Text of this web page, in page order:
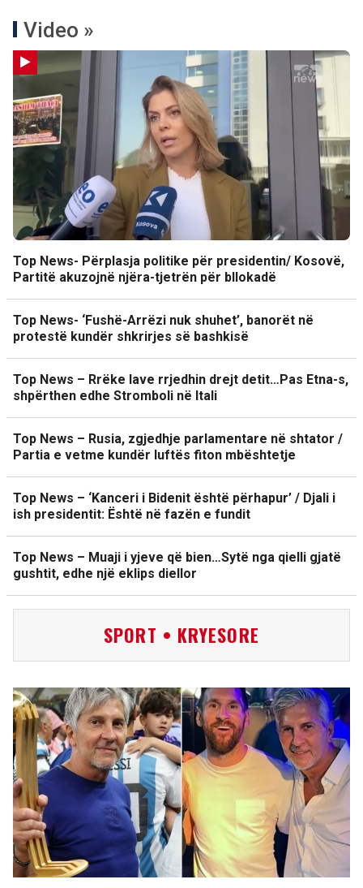
Video »
Top News- Përplasja politike për presidentin/ Kosovë,
Partitë akuzojnë njëra-tjetrën për bllokadë
Top News- ‘Fushë-Arrëzi nuk shuhet’, banorët në
protestë kundër shkrirjes së bashkisë
Top News – Rrëke lave rrjedhin drejt detit…Pas Etna-s,
shpërthen edhe Stromboli në Itali
Top News – Rusia, zgjedhje parlamentare në shtator /
Partia e vetme kundër luftës fiton mbështetje
Top News – ‘Kanceri i Bidenit është përhapur’ / Djali i
ish presidentit: Është në fazën e fundit
Top News – Muaji i yjeve që bien…Sytë nga qielli gjatë
gushtit, edhe një eklips diellor
SPORT • KRYESORE